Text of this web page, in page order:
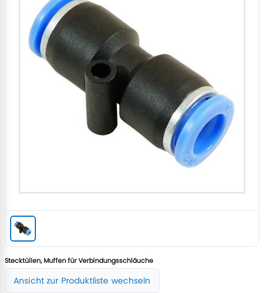
Stecktüllen, Muffen für Verbindungsschläuche
Ansicht zur Produktliste wechseln